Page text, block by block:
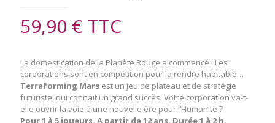
59,90 € TTC
La domestication de la Planète Rouge a commencé ! Les
corporations sont en compétition pour la rendre habitable…
Terraforming Mars est un jeu de plateau et de stratégie
futuriste, qui connait un grand succès. Votre corporation va-t-
elle ouvrir la voie à une nouvelle ère pour l’Humanité ?
Pour 1 à 5 joueurs. A partir de 12 ans. Durée 1 à 2 h.